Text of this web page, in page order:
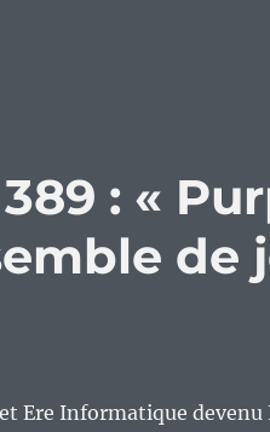
« Hero Fantasy : The
: «
de
Ere Informatique devenu